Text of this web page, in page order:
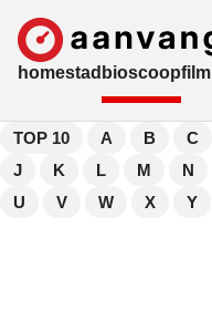
homestad bioscoopfilm
TOP 10 A B C
J
K L M N
U
V W X Y